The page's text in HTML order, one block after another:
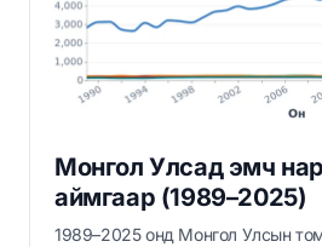
Монгол Улсад эмч
аймгаар (1989–2025)
1989–2025 онд Монгол Улсын